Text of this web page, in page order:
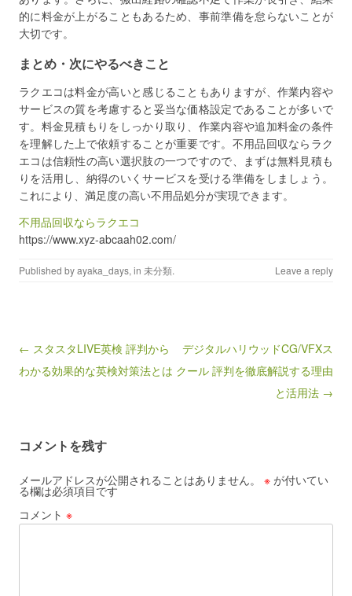
的に料金が上がることもあるため、事前準備を怠らないことが
大切です。
まとめ・次にやるべきこと
ラクエコは料金が高いと感じることもありますが、作業内容や
サービスの質を考慮すると妥当な価格設定であることが多いで
す。料金見積もりをしっかり取り、作業内容や追加料金の条件
を理解した上で依頼することが重要です。不用品回収ならラク
エコは信頼性の高い選択肢の一つですので、まずは無料見積も
りを活用し、納得のいくサービスを受ける準備をしましょう。
これにより、満足度の高い不用品処分が実現できます。
不用品回収ならラクエコ
https://www.xyz-abcaah02.com/
Published byayaka_days, in 未分類. Leave a reply
Post navigation
← スタスタLIVE英検 評判から
わかる効果的な英検対策法とは
デジタルハリウッドCG/VFXス
クール 評判を徹底解説する理由
と活用法 →
コメントを残す
メールアドレスが公開されることはありません。 ※ が付いてい
る欄は必須項目です
コメント ※